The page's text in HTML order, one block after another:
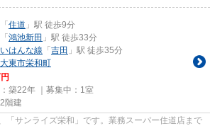
「 住道 」駅 徒歩9分
「 鴻池新田 」駅 徒歩33分
はんな線 「 吉田 」駅 徒歩35分
大東市栄和町
築22年 ｜募集中： 1室
階建
「サンライズ栄和」です。業務スーパー住道店まで